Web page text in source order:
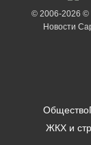
© 2006-2026
Новости
Общество
ЖКХ и